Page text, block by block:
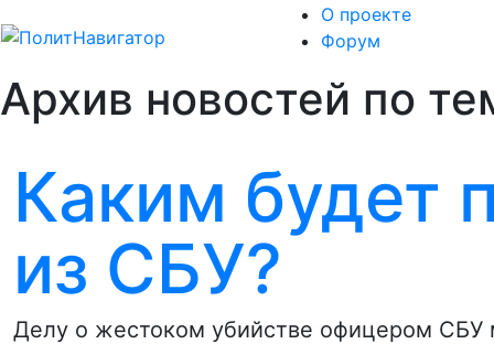
О проекте
Форум
Архив новостей по
Каким будет
из СБУ?
Делу о жестоком убийстве офицером